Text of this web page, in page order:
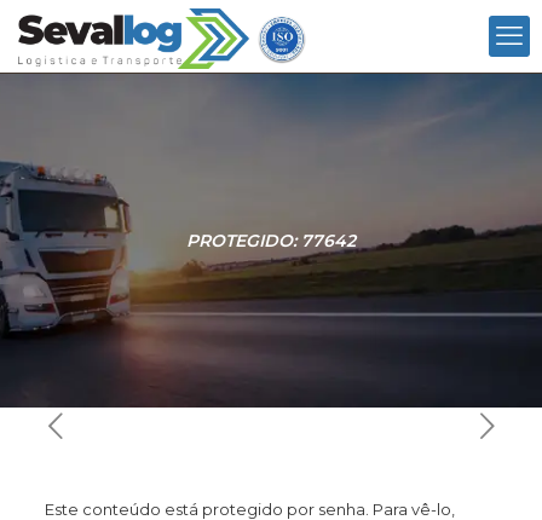
PROTEGIDO: 77642
Este conteúdo está protegido por senha. Para vê-lo,